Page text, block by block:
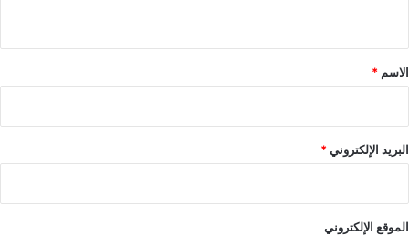
*
الاسم *
البريد الإلكتروني*
الموقع الإلكتروني